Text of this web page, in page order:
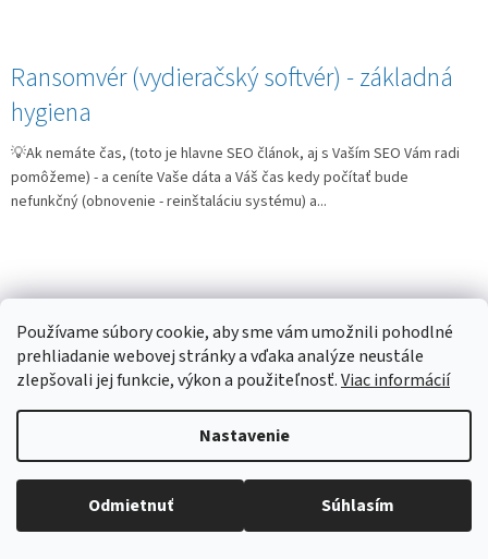
Používame súbory cookie, aby sme vám umožnili pohodlné
prehliadanie webovej stránky a vďaka analýze neustále
zlepšovali jej funkcie, výkon a použiteľnosť.Viac informácií
Nastavenie
Odmietnuť Súhlasím
Ransomvér (vydieračský softvér) - základná
hygiena
💡Ak nemáte čas, (toto je hlavne SEO článok, aj s Vaším SEO Vám radi
pomôžeme) - a ceníte Vaše dáta a Váš čas kedy počítať bude
nefunkčný (obnovenie - reinštaláciu systému) a...
Ako pozerať YouTube bez reklám
💡Ak nemáte čas, (toto je hlavne SEO článok, s Vaším SEO Vám radi
pomôžeme) - najlepšia a najjednoduchšia možnosť pre YouTube bez
Rodičovská kontrola na úrovni wifi routera